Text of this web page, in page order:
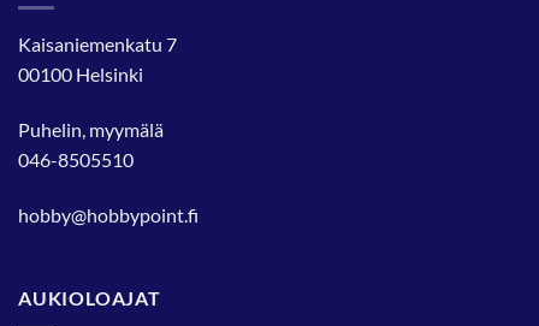
Kaisaniemenkatu 7
00100 Helsinki
Puhelin, myymälä
046-8505510
hobby@hobbypoint.fi
AUKIOLOAJAT